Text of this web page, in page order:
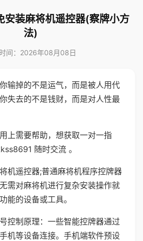
安装麻将机遥控器(察牌小方
法)
间：2026年08月08日
输掉的不是运气，而是被人用代
失去的不是钱财，而是对人性最
上需要帮助，想获取一对一指
随时交流 。
机遥控器;普通麻将机程序控牌器
需对麻将机进行复杂安装操作就
能的设备或工具。
控制原理：一些智能控牌器通过
机等设备连接。手机端软件预设